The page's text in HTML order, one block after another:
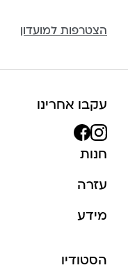
הצטרפות למועדון
עקבו אחרינו
חנות
צמידים
בגדים
עזרה
מידע
שמירה על התכשיטים
הסטודיו